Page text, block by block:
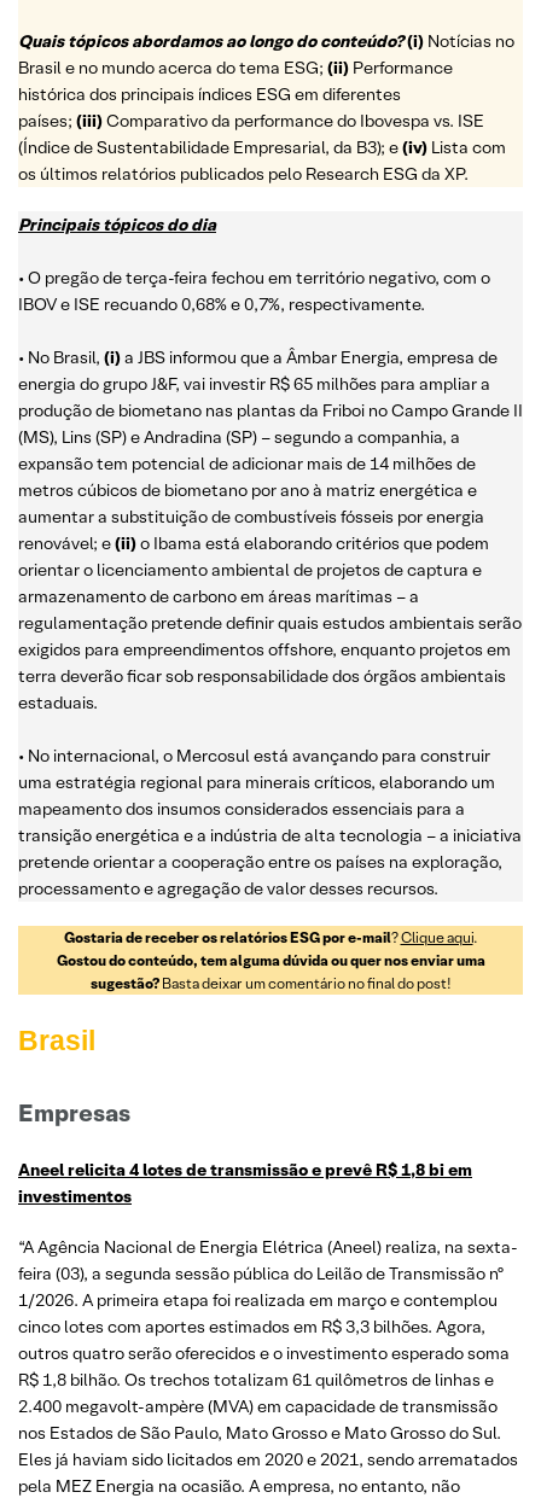
Quais tópicos abordamos ao longo do conteúdo?(i) Notícias no
Brasil e no mundo acerca do tema ESG; (ii) Performance
histórica dos principais índices ESG em diferentes
países; (iii)Comparativo da performance do Ibovespa vs. ISE
(Índice de Sustentabilidade Empresarial, da B3); e(iv) Lista com
os últimos relatórios publicados pelo Research ESG da XP.
Principais tópicos do dia
• O pregão de terça-feira fechou em território negativo, com o
IBOV e ISE recuando 0,68% e 0,7%, respectivamente.
• No Brasil, (i)a JBS informou que a Âmbar Energia, empresa de
energia do grupo J&F, vai investir R$ 65 milhões para ampliar a
produção de biometano nas plantas da Friboi no Campo Grande II
(MS), Lins (SP) e Andradina (SP) – segundo a companhia, a
expansão tem potencial de adicionar mais de 14 milhões de
metros cúbicos de biometano por ano à matriz energética e
aumentar a substituição de combustíveis fósseis por energia
renovável; e(ii)o Ibama está elaborando critérios que podem
orientar o licenciamento ambiental de projetos de captura e
armazenamento de carbono em áreas marítimas – a
regulamentação pretende definir quais estudos ambientais serão
exigidos para empreendimentos offshore, enquanto projetos em
terra deverão ficar sob responsabilidade dos órgãos ambientais
estaduais.
• No internacional, o Mercosul está avançando para construir
uma estratégia regional para minerais críticos, elaborando um
mapeamento dos insumos considerados essenciais para a
transição energética e a indústria de alta tecnologia – a iniciativa
pretende orientar a cooperação entre os países na exploração,
processamento e agregação de valor desses recursos.
Gostaria de receber os relatórios ESG por e-mail?Clique aqui.
Gostou do conteúdo, tem alguma dúvida ou quer nos enviar uma
sugestão?Basta deixar um comentário no final do post!
Brasil
Empresas
Aneel relicita 4 lotes de transmissão e prevê R$ 1,8 bi em
investimentos
“A Agência Nacional de Energia Elétrica (Aneel) realiza, na sexta-
feira (03), a segunda sessão pública do Leilão de Transmissão nº
1/2026. A primeira etapa foi realizada em março e contemplou
cinco lotes com aportes estimados em R$ 3,3 bilhões. Agora,
outros quatro serão oferecidos e o investimento esperado soma
R$ 1,8 bilhão. Os trechos totalizam 61 quilômetros de linhas e
2.400 megavolt-ampère (MVA) em capacidade de transmissão
nos Estados de São Paulo, Mato Grosso e Mato Grosso do Sul.
Eles já haviam sido licitados em 2020 e 2021, sendo arrematados
pela MEZ Energia na ocasião. A empresa, no entanto, não